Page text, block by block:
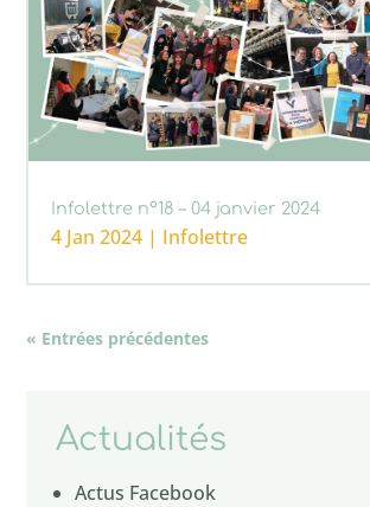
Infolettre n°18 – 04 janvier 2024
4 Jan 2024 | Infolettre
« Entrées précédentes
Actualités
Actus Facebook